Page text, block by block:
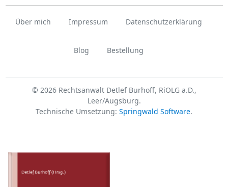
Über mich Impressum Datenschutzerklärung
Blog Bestellung
© 2026 Rechtsanwalt Detlef Burhoff, RiOLG a.D.,
Leer/Augsburg.
Technische Umsetzung: Springwald Software.